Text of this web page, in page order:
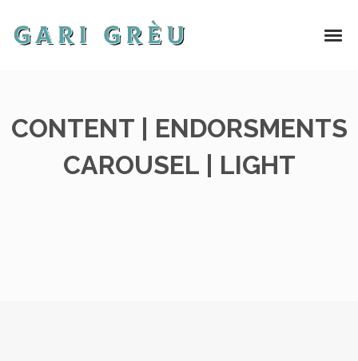
CONTENT | ENDORSMENTS
CAROUSEL | LIGHT